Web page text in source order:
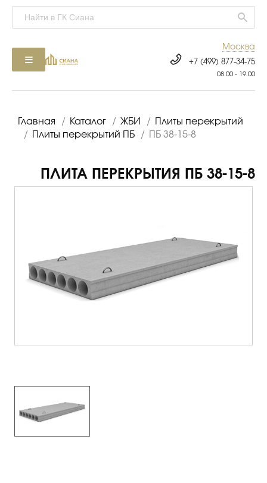
Москва
+7 (499) 877-34-75
08.00 - 19.00
Главная / Каталог / ЖБИ /
Плиты перекрытий
/
Плиты перекрытий ПБ / ПБ 38-15-8
ПЛИТА ПЕРЕКРЫТИЯ ПБ 38-15-8